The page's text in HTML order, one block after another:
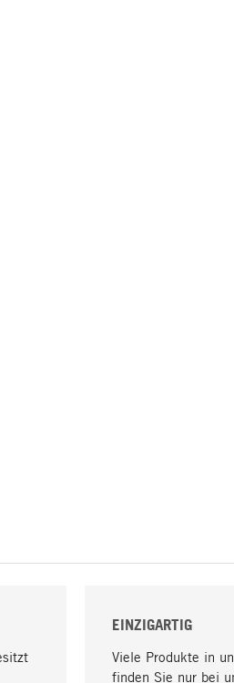
EINZIGARTIG
Viele Produkte in
finden Sie nur bei